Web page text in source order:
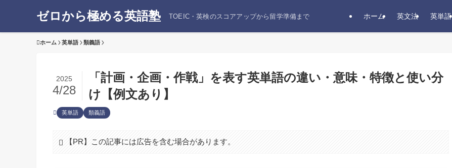
ゼロから極める英語塾 TOEIC・英検のスコアアップから留学準備まで ホーム 英文法 英単語
ホーム 英単語 類義語
「計画・企画・作戦」を表す英単語の違い・意味・特徴と使い分
け【例文あり】
2025
4/28
英単語 類義語
【PR】この記事には広告を含む場合があります。